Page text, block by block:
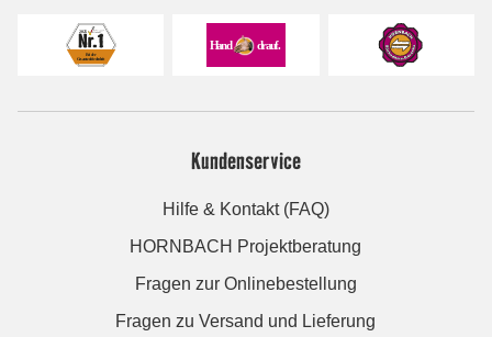
Kundenservice
Hilfe & Kontakt (FAQ)
HORNBACH Projektberatung
Fragen zur Onlinebestellung
Fragen zu Versand und Lieferung